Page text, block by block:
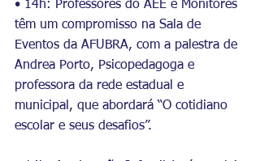
• 14h: Professores do AEE e Monitores
têm um compromisso na Sala de
Eventos da AFUBRA, com a palestra de
Andrea Porto, Psicopedagoga e
professora da rede estadual e
municipal, que abordará “O cotidiano
escolar e seus desafios”.